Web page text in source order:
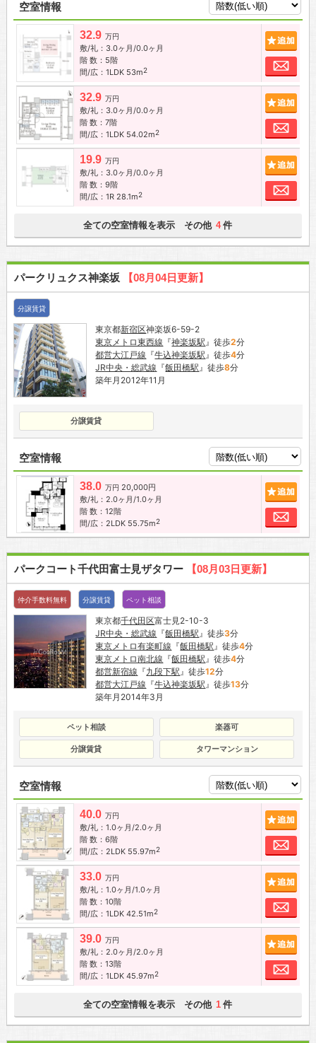
空室情報
32.9 万円
敷/礼：3.0ヶ月/0.0ヶ月
階 数：5階
間/広：1LDK 53m2
お
32.9 万円
敷/礼：3.0ヶ月/0.0ヶ月
階 数：7階
間/広：1LDK 54.02m2
お
19.9 万円
敷/礼：3.0ヶ月/0.0ヶ月
階 数：9階
間/広：1R 28.1m2
お
全ての空室情報を表示 その他 4 件
パークリュクス神楽坂 【08月04日更新】
分譲賃貸
東京都新宿区神楽坂6-59-2
東京メトロ東西線 『神楽坂駅』徒歩2分
都営大江戸線 『牛込神楽坂駅』徒歩4分
JR中央・総武線 『飯田橋駅』徒歩8分
築年月2012年11月
分譲賃貸
空室情報
38.0 万円 20,000円
敷/礼：2.0ヶ月/1.0ヶ月
階 数：12階
間/広：2LDK 55.75m2
お
パークコート千代田富士見ザタワー 【08月03日更新】
仲介手数料無料 分譲賃貸 ペット相談
東京都千代田区富士見2-10-3
JR中央・総武線 『飯田橋駅 』徒歩3分
東京メトロ有楽町線 『飯田橋駅 』徒歩4分
東京メトロ南北線 『飯田橋駅 』徒歩4分
都営新宿線 『九段下駅 』徒歩12分
都営大江戸線 『牛込神楽坂駅 』徒歩13分
築年月2014年3月
ペット相談 楽器可
分譲賃貸 タワーマンション
空室情報
40.0 万円
敷/礼：1.0ヶ月/2.0ヶ月
階 数：6階
間/広：2LDK 55.97m2
お
33.0 万円
敷/礼：1.0ヶ月/1.0ヶ月
階 数：10階
間/広：1LDK 42.51m2
お
39.0 万円
敷/礼：2.0ヶ月/2.0ヶ月
階 数：13階
間/広：1LDK 45.97m2
お
全ての空室情報を表示 その他 1 件